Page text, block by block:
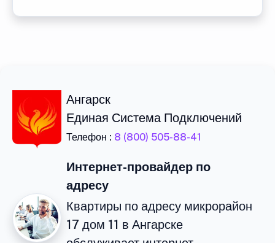
Ангарск
Единая Система Подключений
Телефон : 8 (800) 505-88-41
Интернет-провайдер по
адресу
Квартиры по адресу микрорайон
17 дом 11 в Ангарске